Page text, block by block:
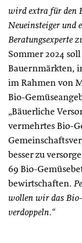
wird extra für den
Neueinsteiger und
Beratungsexperte
Sommer 2024
Bauernmärkten,
im Rahmen von
Bio-
„Bäuerliche
vermehrtes Bio-
besser zu
69 Bio-
bewirtschaften.
wollen wir das
verdoppeln.“